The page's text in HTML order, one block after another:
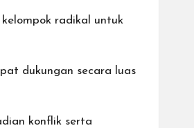
radikal untuk
dukungan secara luas
konflik serta